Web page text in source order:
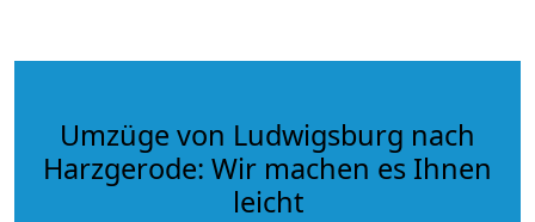
Umzüge von Ludwigsburg nach
Harzgerode: Wir machen es Ihnen
leicht